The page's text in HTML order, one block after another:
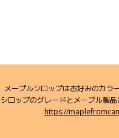
メープルシロップはお好みのカラ
ロップのグレードとメープル製
https://